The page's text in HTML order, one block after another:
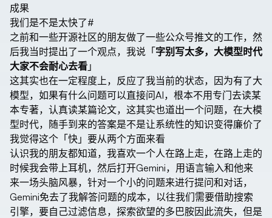
成果
我们是不是太快了#
之前和一些开源社区的朋友做了一些公众号推文的工作，然
后我当时提出了一个观点，我说「字别写太多，大模型时代
大家不会耐心去看 」
这其实也在一定程度上，反应了我当前的状态，因为有了大
模型，如果有什么问题可以直接问AI，根本不用专门去读某
本专著，认真读某篇论文，这其实也道出一个问题，在大模
型时代，随手到来的答案是不是让系统性的知识变得廉价了
我觉得这个「快」要从两个方面来看
认识我的朋友都知道，我喜欢一个人在路上走，在路上走的
时候我会带上耳机，然后打开Gemini，用语言输入和他来
来一场头脑风暴，针对一个小的问题来进行提问和对话，
Gemini免去了我解答问题的成本，以往我们需要借助搜索
引擎，要自己过滤信息，探索欲望的多巴胺因此流失，但是